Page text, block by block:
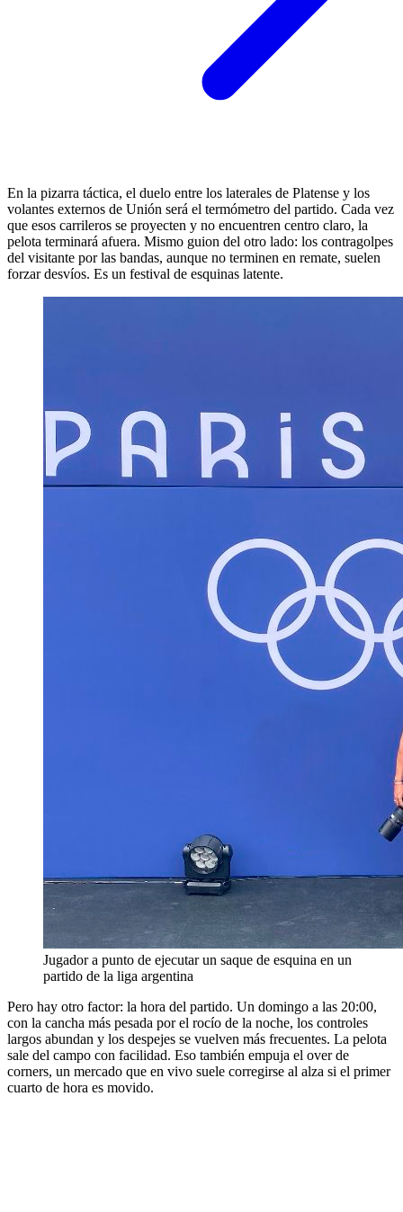
En la pizarra táctica, el duelo entre los laterales de Platense y los
volantes externos de Unión será el termómetro del partido. Cada vez
que esos carrileros se proyecten y no encuentren centro claro, la
pelota terminará afuera. Mismo guion del otro lado: los contragolpes
del visitante por las bandas, aunque no terminen en remate, suelen
forzar desvíos. Es un festival de esquinas latente.
Jugador a punto de ejecutar un saque de esquina en un
partido de la liga argentina
Pero hay otro factor: la hora del partido. Un domingo a las 20:00,
con la cancha más pesada por el rocío de la noche, los controles
largos abundan y los despejes se vuelven más frecuentes. La pelota
sale del campo con facilidad. Eso también empuja el over de
corners, un mercado que en vivo suele corregirse al alza si el primer
cuarto de hora es movido.